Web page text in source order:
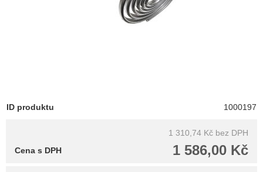
ID produktu 1000197
1 310,74 Kč bez DPH
1 586,00 Kč
Cena s DPH